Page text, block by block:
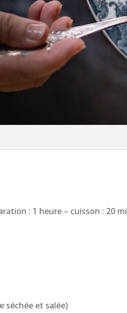
: 1 heure – cuisson : 20
séchée et salée)